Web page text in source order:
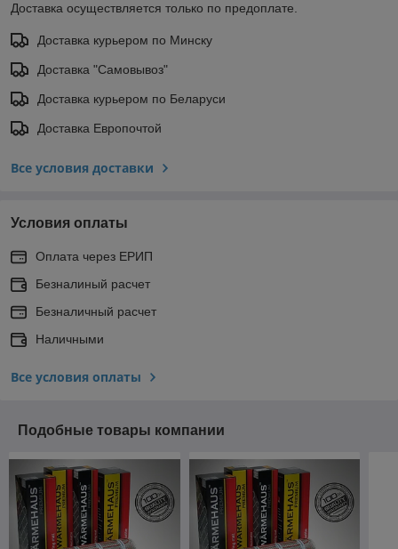
Доставка осуществляется только по предоплате.
Доставка курьером по Минску
Доставка "Самовывоз"
Доставка курьером по Беларуси
Доставка Европочтой
Все условия доставки
Условия оплаты
Оплата через ЕРИП
Безналиный расчет
Безналичный расчет
Наличными
Все условия оплаты
Подобные товары компании